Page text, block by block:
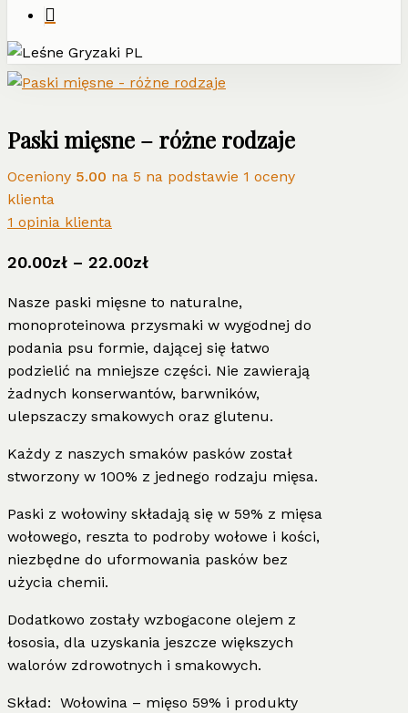
Paski mięsne – różne rodzaje
Oceniony 5.00 na 5 na podstawie 1 oceny
klienta
1 opinia klienta
20.00zł – 22.00złZakres
od
20.00zł
22.00zł
Nasze paski mięsne to naturalne,
monoproteinowa przysmaki w wygodnej do
podania psu formie, dającej się łatwo
podzielić na mniejsze części. Nie zawierają
żadnych konserwantów, barwników,
ulepszaczy smakowych oraz glutenu.
Każdy z naszych smaków pasków został
stworzony w 100% z jednego rodzaju mięsa.
Paski z wołowiny składają się w 59% z mięsa
wołowego, reszta to podroby wołowe i kości,
niezbędne do uformowania pasków bez
użycia chemii.
Dodatkowo zostały wzbogacone olejem z
łososia, dla uzyskania jeszcze większych
walorów zdrowotnych i smakowych.
Skład: Wołowina – mięso 59% i produkty